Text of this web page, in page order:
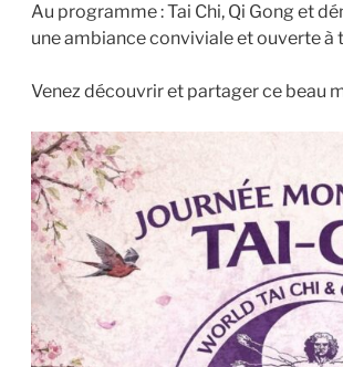
Au programme : Tai Chi, Qi Gong et
une ambiance conviviale et ouverte à
Venez découvrir et partager ce beau